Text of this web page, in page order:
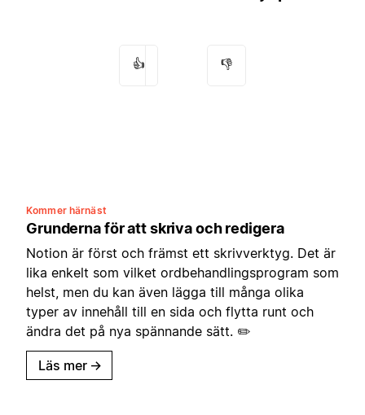
👍 👎
Kommer härnäst
Grunderna för att skriva och redigera
Notion är först och främst ett skrivverktyg. Det är
lika enkelt som vilket ordbehandlingsprogram som
helst, men du kan även lägga till många olika
typer av innehåll till en sida och flytta runt och
ändra det på nya spännande sätt. ✏️
Läs mer →